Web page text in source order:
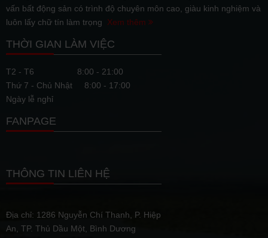
vấn bất động sản có trình độ chuyên môn cao, giàu kinh nghiệm và
luôn lấy chữ tín làm trọng Xem thêm
THỜI GIAN LÀM VIỆC
T2 - T6
8:00 - 21:00
Thứ 7 - Chủ Nhật
8:00 - 17:00
Ngày lễ nghỉ
FANPAGE
THÔNG TIN LIÊN HỆ
Địa chỉ: 1286 Nguyễn Chí Thanh, P. Hiệp
An, TP. Thủ Dầu Một, Bình Dương